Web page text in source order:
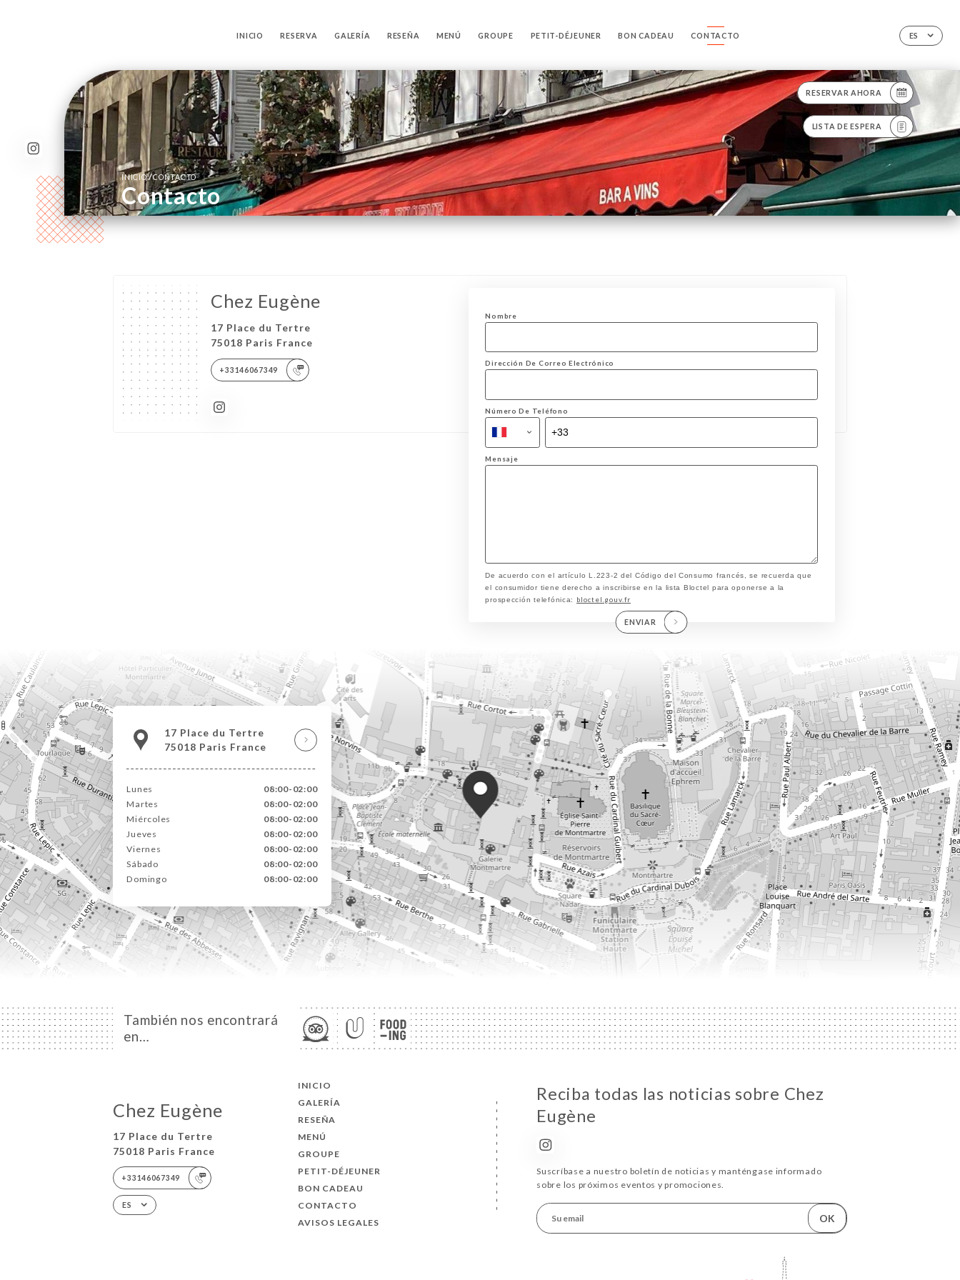
ES
INICIO RESERVA GALERÍA RESEÑA MENÚ GROUPE PETIT-DÉJEUNER BON CADEAU CONTACTO
RESERVAR AHORA
LISTA DE ESPERA
INICIO/CONTACTO
Contacto
Chez Eugène
17 Place du Tertre
75018 Paris France
+33146067349
Nombre
Dirección De Correo Electrónico
Número De Teléfono
Mensaje
De acuerdo con el artículo L.223-2 del Código del Consumo francés, se recuerda que
el consumidor tiene derecho a inscribirse en la lista Bloctel para oponerse a la
prospección telefónica: bloctel.gouv.fr
ENVIAR
17 Place du Tertre
75018 Paris France
Lunes
08:00-02:00
Martes
08:00-02:00
Miércoles
08:00-02:00
Jueves
08:00-02:00
Viernes
08:00-02:00
Sábado
08:00-02:00
Domingo
08:00-02:00
También nos encontrará
en…
Chez Eugène
17 Place du Tertre
75018 Paris France
+33146067349
ES
INICIO
GALERÍA
RESEÑA
MENÚ
GROUPE
PETIT-DÉJEUNER
BON CADEAU
CONTACTO
AVISOS LEGALES
Reciba todas las noticias sobre Chez
Eugène
Suscríbase a nuestro boletín de noticias y manténgase informado
sobre los próximos eventos y promociones.
OK